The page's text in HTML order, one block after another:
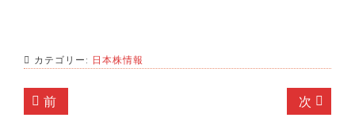
カテゴリー: 日本株情報
投前前
の
次 次
の